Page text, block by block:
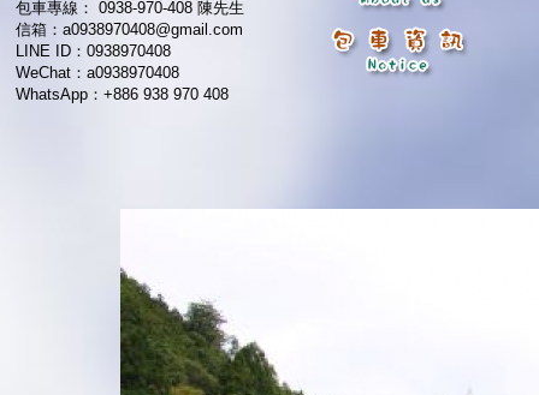
包車專線： 0938-970-408 陳先生
信箱：a0938970408@gmail.com
LINE ID：0938970408
WeChat：a0938970408
WhatsApp：+886 938 970 408